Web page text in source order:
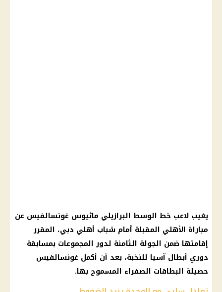
يغيب لاعب خط الوسط البرازيلي ماثيوس غونسالفيس عن
مباراة الأهلي المقبلة أمام شباب أهلي دبي، المقرر
إقامتها ضمن الجولة الثامنة لدور المجموعات بمسابقة
دوري أبطال آسيا للنخبة، بعد أن أكمل غونسالفيس
حصيلة البطاقات الصفراء المسموح بها.